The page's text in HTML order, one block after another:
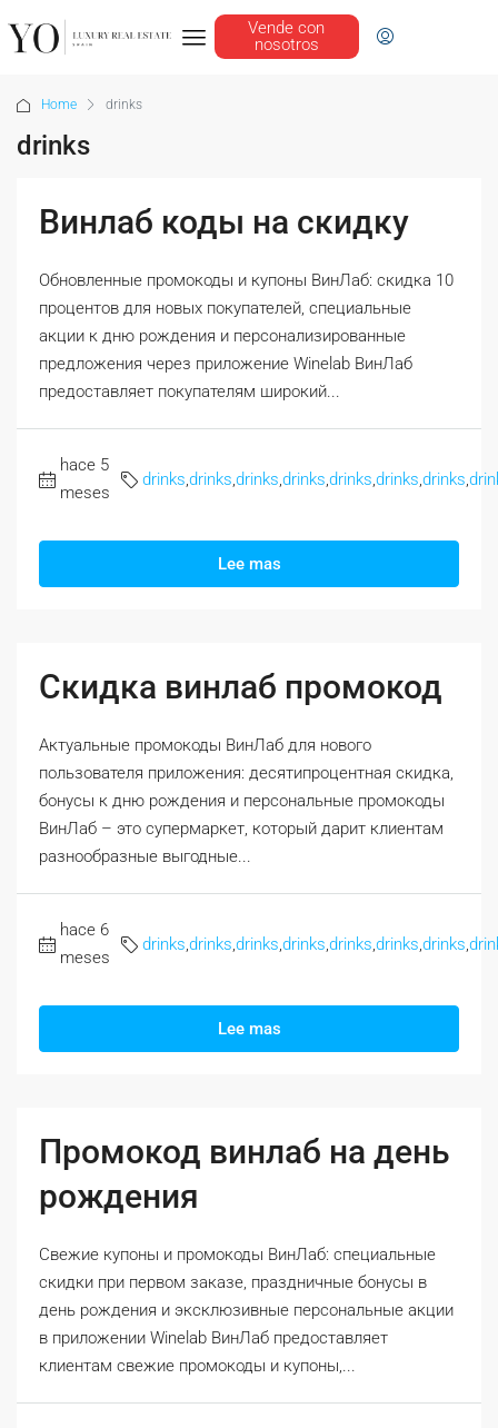
Vende con
nosotros
Home drinks
drinks
Винлаб коды на скидку
Обновленные промокоды и купоны ВинЛаб: скидка 10
процентов для новых покупателей, специальные
акции к дню рождения и персонализированные
предложения через приложение Winelab ВинЛаб
предоставляет покупателям широкий...
hace 5
meses
drinks drinks drinks drinks drinks drinks drinks
Lee mas
Скидка винлаб промокод
Актуальные промокоды ВинЛаб для нового
пользователя приложения: десятипроцентная скидка,
бонусы к дню рождения и персональные промокоды
ВинЛаб – это супермаркет, который дарит клиентам
разнообразные выгодные...
hace 6
meses
drinks drinks drinks drinks drinks drinks drinks
Lee mas
Промокод винлаб на день
рождения
Свежие купоны и промокоды ВинЛаб: специальные
скидки при первом заказе, праздничные бонусы в
день рождения и эксклюзивные персональные акции
в приложении Winelab ВинЛаб предоставляет
клиентам свежие промокоды и купоны,...